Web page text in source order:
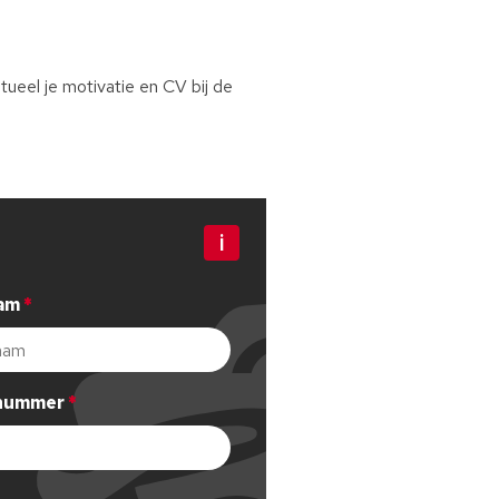
je motivatie en CV bij de
Bewerk stap 1
telefoonnummer in
Bewerk stap 3